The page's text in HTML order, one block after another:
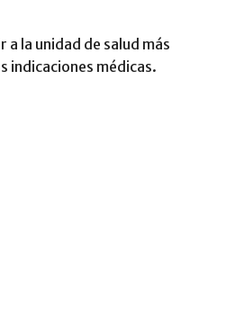
la unidad de salud más
indicaciones médicas.